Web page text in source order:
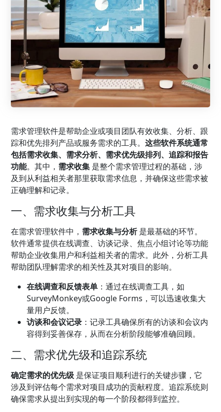
需求管理软件是帮助企业或项目团队有效收集、分析、跟
踪和优先排列产品或服务需求的工具。这些软件系统通常
包括需求收集、需求分析、需求优先级排列、追踪和报告
功能。其中， 需求收集 是整个需求管理过程的基础，涉
及到从利益相关者那里获取需求信息，并确保这些需求被
正确理解和记录。
一、需求收集与分析工具
在需求管理软件中， 需求收集与分析是最基础的环节。
软件通常提供在线调查、访谈记录、焦点小组讨论等功能
帮助企业收集用户和利益相关者的需求。此外，分析工具
帮助团队理解需求的相关性及其对项目的影响。
在线调查和反馈表单 ：通过在线调查工具，如
SurveyMonkey或Google Forms，可以迅速收集大
量用户反馈。
访谈和会议记录 ：记录工具确保所有的访谈和会议内
容得到妥善保存，从而在分析阶段能够准确回顾。
二、需求优先级和追踪系统
确定需求的优先级 是保证项目顺利进行的关键步骤，它
涉及到评估每个需求对项目成功的贡献程度。追踪系统则
确保需求从提出到实现的每一个阶段都得到监控。